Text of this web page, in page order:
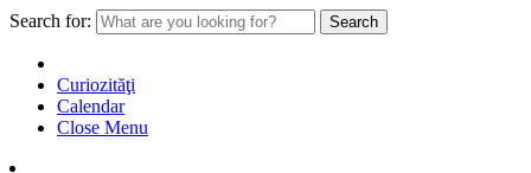
Search for:
Curiozităţi
Calendar
Close Menu